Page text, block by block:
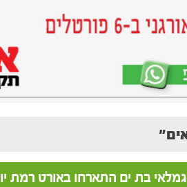
גמלאי בת ים התארחו באורט רמת